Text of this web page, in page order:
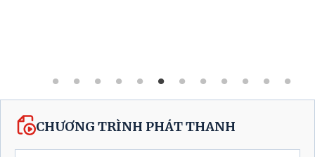
CHƯƠNG TRÌNH PHÁT THANH